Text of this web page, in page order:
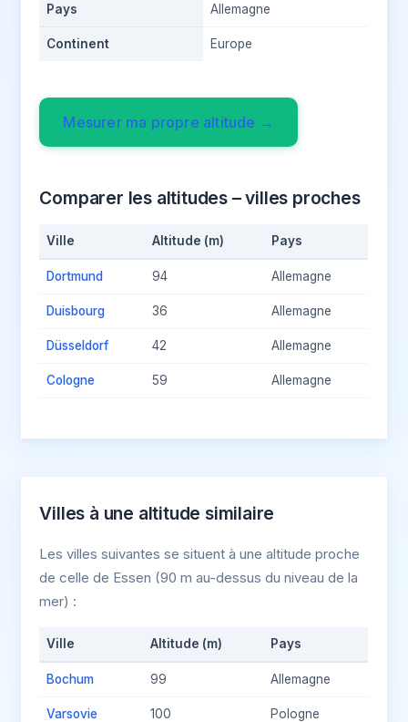
Pays Allemagne
Continent Europe
Mesurer ma propre altitude →
Comparer les altitudes – villes proches
Ville Altitude (m) Pays
Dortmund 94 Allemagne
Duisbourg 36 Allemagne
Düsseldorf 42 Allemagne
Cologne 59 Allemagne
Villes à une altitude similaire
Les villes suivantes se situent à une altitude proche
de celle de Essen (90 m au-dessus du niveau de la
mer) :
Ville Altitude (m) Pays
Bochum 99 Allemagne
Varsovie 100 Pologne